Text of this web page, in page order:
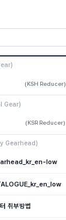
)
(KSH Reducer)
Gear)
(KSR Reducer)
Gearhead )
low
취부방법